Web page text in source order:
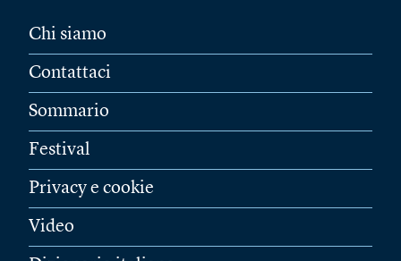
Chi siamo
Contattaci
Sommario
Festival
Privacy e cookie
Video